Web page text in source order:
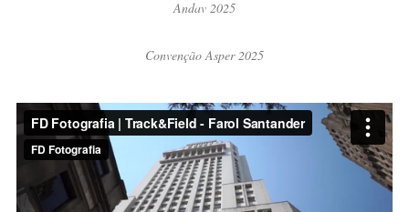
Andav 2025
Convenção Asper 2025